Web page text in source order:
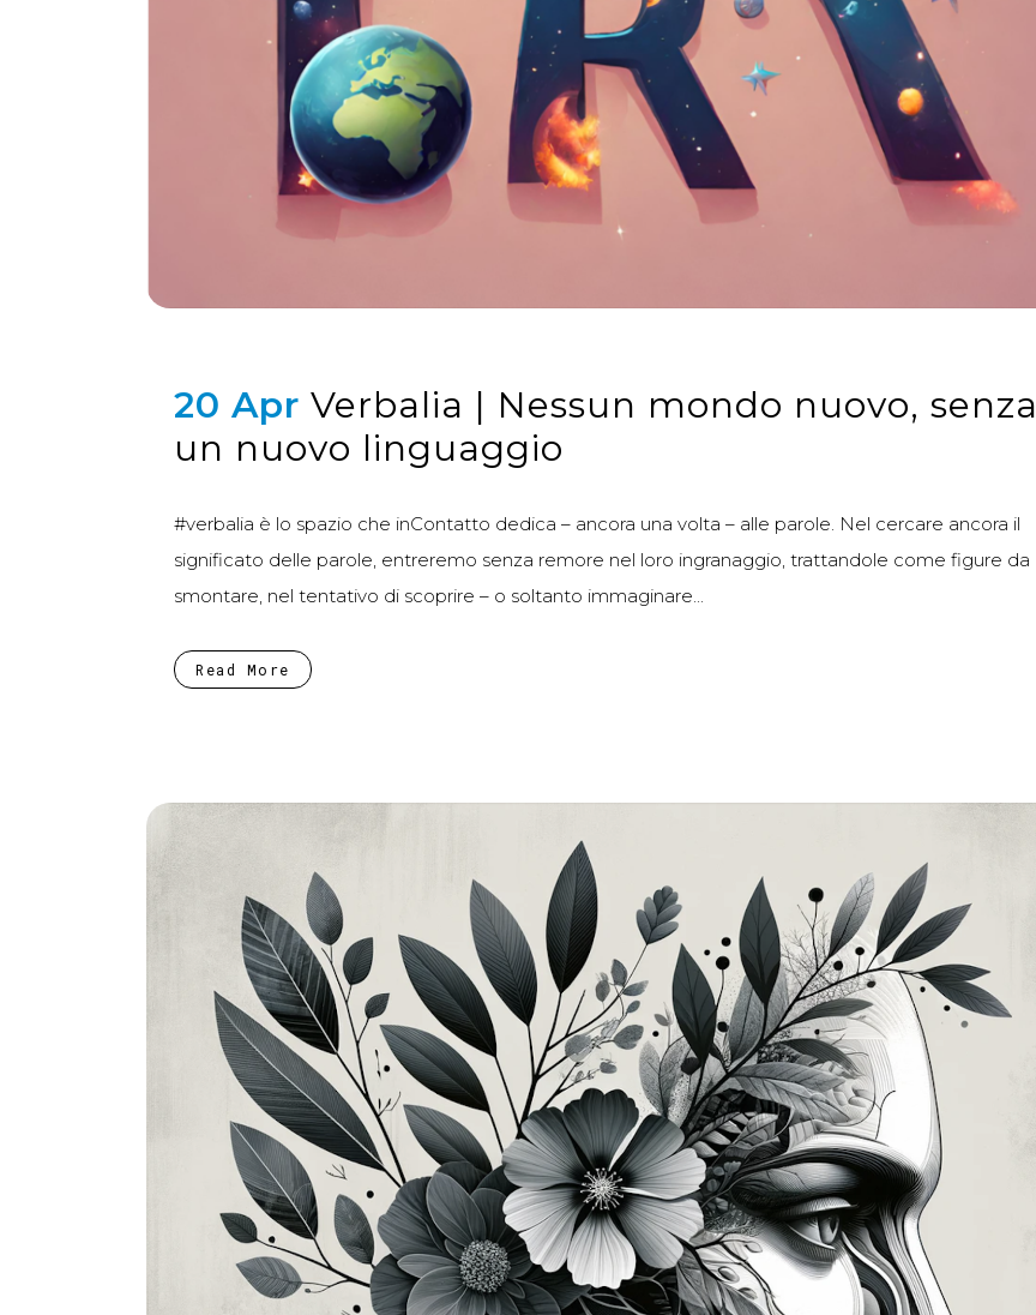
20 Apr Verbalia | Nessun mondo nuovo, senza
un nuovo linguaggio
#verbalia è lo spazio che inContatto dedica – ancora una volta – alle parole. Nel cercare ancora il
significato delle parole, entreremo senza remore nel loro ingranaggio, trattandole come figure da
smontare, nel tentativo di scoprire – o soltanto immaginare...
Read More